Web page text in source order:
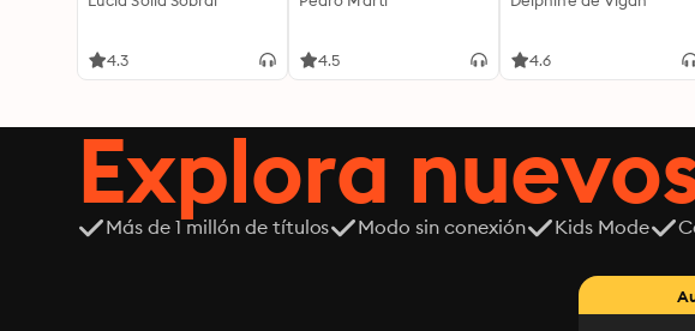
4.3 4.5 4.6
Explora
Más de 1 millón de títulos Modo sin conexión Kids Mode